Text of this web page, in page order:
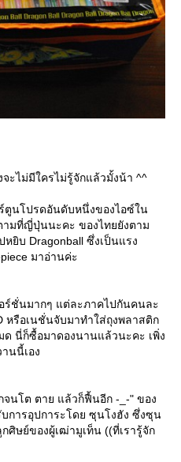
ะไม่มีใครไม่รู้จักแล้วมั้งน้า ^^
ตูนโปรดอันดับหนึ่งของไอซ์ใน
ามที่ญี่ปุ่นนะคะ ของไทยยังตาม
หยิบ Dragonball ซึ่งเป็นแรง
มาอ่านค่ะ
ร์ชั่นมากๆ แต่ละภาคไปกันคนละ
หรือเนชั่นจับมาทำใส่ถุงพลาสติก
ด นี่ก็ซื้อมาดองนานแล้วนะคะ เพิ่ง
นนี้เอง
จนโต ตาย แล้วก็ฟื้นอีก -_-" ของ
การอุปการะโดย ซุนโงฮัง ซึ่งซุน
ศิษย์ของผู้เฒ่ามูเท็น ((ที่เรารู้จัก